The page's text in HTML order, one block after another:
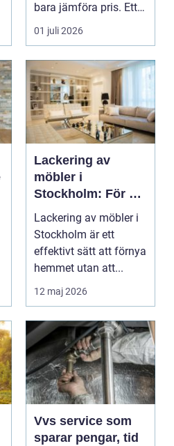
bara jämföra pris. Ett
bygge påverka...
01 juli 2026
Lackering av
möbler i
Stockholm: För ett
hållbart och
snyggt hem
Lackering av möbler i
Stockholm är ett
effektivt sätt att förnya
hemmet utan att...
12 maj 2026
Vvs service som
sparar pengar, tid